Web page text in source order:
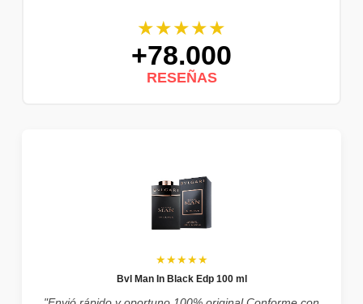
★★★★★
+78.000
RESEÑAS
★★★★★
Bvl Man In Black Edp 100 ml